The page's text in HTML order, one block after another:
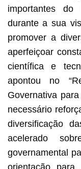
importantes do
durante a sua
promover a
aperfeiçoar
científica e
apontou no
Governativa
necessário
diversificação
acelerado
governamental
orientação para